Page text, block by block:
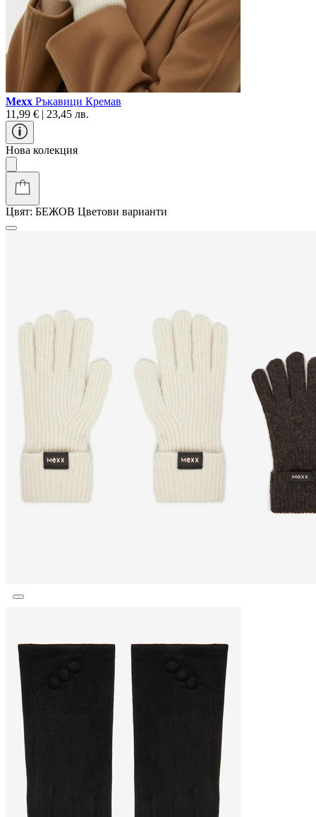
Mexx Ръкавици Кремав
11,99 € | 23,45 лв.
Нова колекция
Цвят: БЕЖОВ Цветови варианти